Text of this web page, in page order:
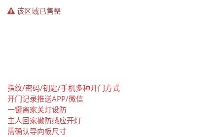
该区域已售罄
指纹/密码/钥匙/手机多种开门方式
开门记录推送APP/微信
一键离家关灯设防
主人回家撤防感应开灯
需确认导向板尺寸